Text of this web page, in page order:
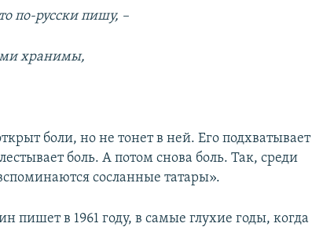
по-русски пишу, –
хранимы,
боли, но не тонет в ней. Его подхватывает
боль. А потом снова боль. Так, среди
сосланные татары».
пишет в 1961 году, в самые глухие годы, когда